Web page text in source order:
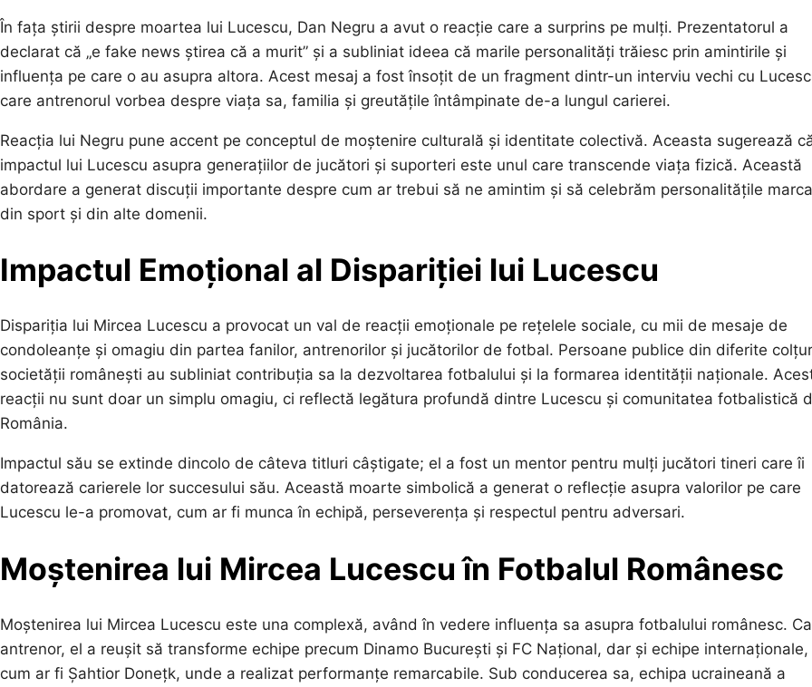
În fața știrii despre moartea lui Lucescu, Dan Negru a avut o reacție care a surprins pe mulți. Prezentatorul a
declarat că „e fake news știrea că a murit” și a subliniat ideea că marile personalități trăiesc prin amintirile și
influența pe care o au asupra altora. Acest mesaj a fost însoțit de un fragment dintr-un interviu vechi cu
care antrenorul vorbea despre viața sa, familia și greutățile întâmpinate de-a lungul carierei.
Reacția lui Negru pune accent pe conceptul de moștenire culturală și identitate colectivă. Aceasta sugerează
impactul lui Lucescu asupra generațiilor de jucători și suporteri este unul care transcende viața fizică. Această
abordare a generat discuții importante despre cum ar trebui să ne amintim și să celebrăm personalitățile
din sport și din alte domenii.
Impactul Emoțional al Dispariției lui Lucescu
Dispariția lui Mircea Lucescu a provocat un val de reacții emoționale pe rețelele sociale, cu mii de mesaje de
condoleanțe și omagiu din partea fanilor, antrenorilor și jucătorilor de fotbal. Persoane publice din diferite
societății românești au subliniat contribuția sa la dezvoltarea fotbalului și la formarea identității naționale.
reacții nu sunt doar un simplu omagiu, ci reflectă legătura profundă dintre Lucescu și comunitatea fotbalistică
România.
Impactul său se extinde dincolo de câteva titluri câștigate; el a fost un mentor pentru mulți jucători tineri care îi
datorează carierele lor succesului său. Această moarte simbolică a generat o reflecție asupra valorilor pe care
Lucescu le-a promovat, cum ar fi munca în echipă, perseverența și respectul pentru adversari.
Moștenirea lui Mircea Lucescu în Fotbalul Românesc
Moștenirea lui Mircea Lucescu este una complexă, având în vedere influența sa asupra fotbalului românesc. Ca
antrenor, el a reușit să transforme echipe precum Dinamo București și FC Național, dar și echipe internaționale,
cum ar fi Șahtior Donețk, unde a realizat performanțe remarcabile. Sub conducerea sa, echipa ucraineană a